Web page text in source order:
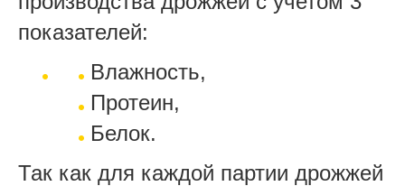
показателей:
Влажность,
Протеин,
Белок.
Так как для каждой партии дрожжей